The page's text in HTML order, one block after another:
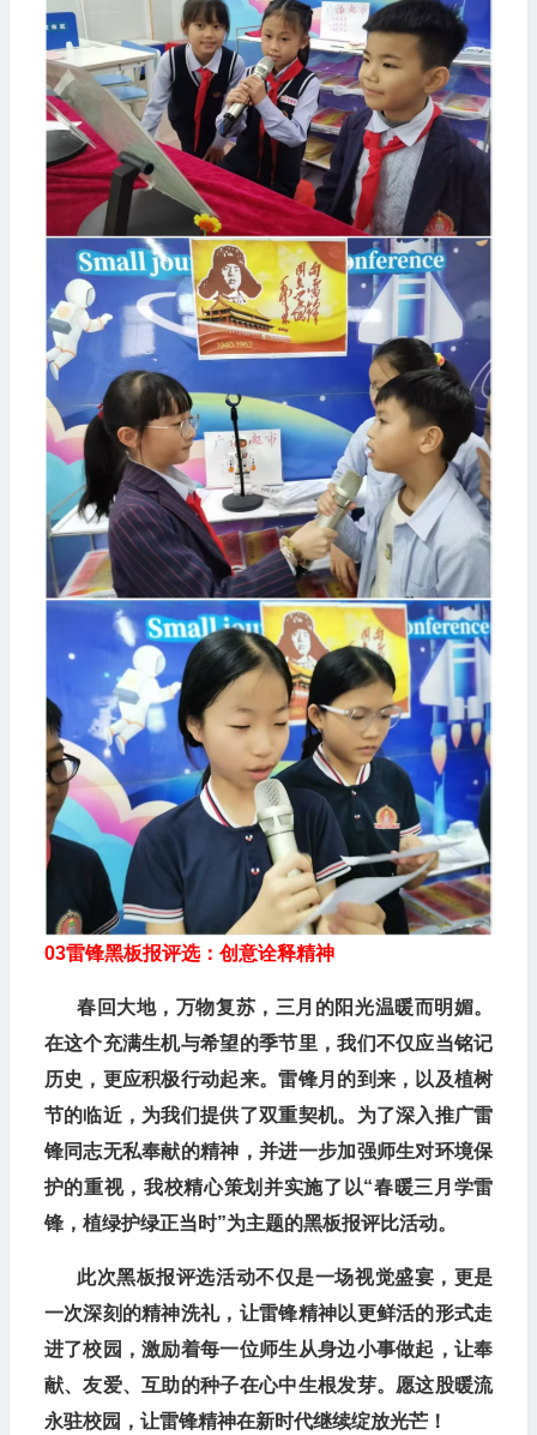
03雷锋黑板报评选：创意诠释精神
春回大地，万物复苏，三月的阳光温暖而明媚。
在这个充满生机与希望的季节里，我们不仅应当铭记
历史，更应积极行动起来。雷锋月的到来，以及植树
节的临近，为我们提供了双重契机。为了深入推广雷
锋同志无私奉献的精神，并进一步加强师生对环境保
护的重视，我校精心策划并实施了以“春暖三月学雷
锋，植绿护绿正当时”为主题的黑板报评比活动。
此次黑板报评选活动不仅是一场视觉盛宴，更是
一次深刻的精神洗礼，让雷锋精神以更鲜活的形式走
进了校园，激励着每一位师生从身边小事做起，让奉
献、友爱、互助的种子在心中生根发芽。愿这股暖流
永驻校园，让雷锋精神在新时代继续绽放光芒！